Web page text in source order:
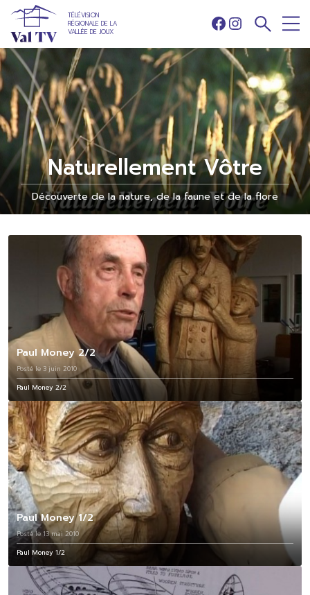
TÉLÉVISION
RÉGIONALE DE LA
VALLÉE DE JOUX
Facebook
Instagram
Naturellement Vôtre
Découverte de la nature, de la faune et de la flore
Paul Money 2/2
Posté le 3 juin 2010
Paul Money 2/2
Paul Money 1/2
Posté le 13 mai 2010
Paul Money 1/2